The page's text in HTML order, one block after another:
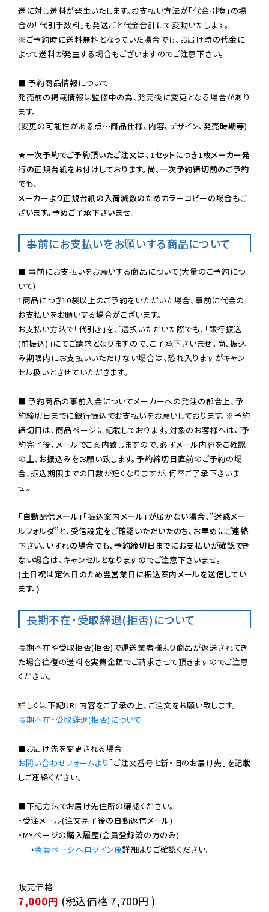
送に対し送料が発生いたします。お支払い方法が「代金引換」の場
※ご予約時に送料無料となっていた場合でも、お届け時の代金に
よって送料が発生する場合もございますのでご注意下さい。
■ 予約商品情報について
発売前の掲載情報は監修中の為、発売後に変更となる場合があり
ます。
(変更の可能性がある点…商品仕様、内容、デザイン、発売時期等)
★一次予約でご予約頂いたご注文は、1セットにつき1枚メーカー発
行の正規台紙をお付けしております。尚、一次予約締切前のご予約
でも、
メーカーより正規台紙の入荷減数のためカラーコピーの場合もご
ざいます。予めご了承下さいませ。
事前にお支払いをお願いする商品について
■ 事前にお支払いをお願いする商品について(大量のご予約につ
いて)
1商品につき10袋以上のご予約をいただいた場合、事前に代金の
お支払いをお願いする場合がございます。
お支払い方法で「代引き」をご選択いただいた際でも、「銀行振込
(前振込)」にてご請求となりますので、ご了承下さいませ。尚、振込
み期限内にお支払いいただけない場合は、恐れ入りますがキャン
セル扱いとさせていただきます。
■ 予約商品の事前入金についてメーカーへの発注の都合上、予
約締切日までに銀行振込でお支払いをお願いしております。※予約
締切日は、商品ページに記載しております。対象のお客様へはご予
約完了後、メールでご案内致しますので、必ずメール内容をご確認
の上、お振込みをお願い致します。予約締切日直前のご予約の場
合、振込期限までの日数が短くなりますが、何卒ご了承下さいま
せ。
「自動配信メール」「振込案内メール」が届かない場合、”迷惑メー
ルフォルダ”と、受信設定をご確認いただいたのち、お早めにご連絡
下さい。いずれの場合でも、予約締切日までにお支払いが確認でき
ない場合は、キャンセルとなりますのでご注意下さいませ。
(土日祝は定休日のため翌営業日に振込案内メールを送信してい
ます。)
長期不在・受取辞退(拒否)について
長期不在や受取拒否(拒否)で運送業者様より商品が返送されてき
た場合往復の送料を実費金額でご請求させて頂きますのでご注意
ください。
長期不在・受取辞退(拒否)について
お問い合わせフォームより 「ご注文番号と新・旧のお届け先」を記載
しご連絡ください。
■下記方法でお届け先住所の確認ください。
・受注メール(注文完了後の自動返信メール)
・MYページの購入履歴(会員登録済の方のみ)
→会員ページへログイン後
7,000円 (税込価格 7,700円 )